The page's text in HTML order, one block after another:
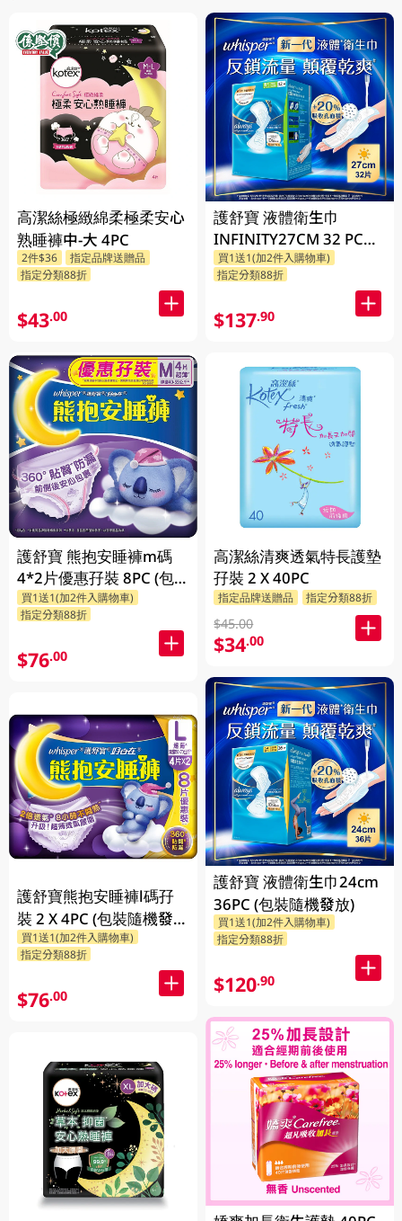
高潔絲極緻綿柔極柔安心
熟睡褲中-大 4PC
2件$36
指定品牌送贈品
指定分類88折
$43.00
護舒寶 熊抱安睡褲m碼
4*2片優惠孖裝 8PC (包
裝隨機發放)
買1送1(加2件入購物車)
指定分類88折
$76.00
護舒寶熊抱安睡褲l碼孖
裝 2 X 4PC (包裝隨機發
放)
買1送1(加2件入購物車)
指定分類88折
$76.00
護舒寶 液體衛生巾
INFINITY27CM 32 PC
(包裝隨機發放)
買1送1(加2件入購物車)
指定分類88折
$137.90
高潔絲清爽透氣特長護墊
孖裝 2 X 40PC
指定品牌送贈品 指定分類88折
$45.00
$34.00
護舒寶 液體衛生巾24cm
36PC (包裝隨機發放)
買1送1(加2件入購物車)
指定分類88折
$120.90